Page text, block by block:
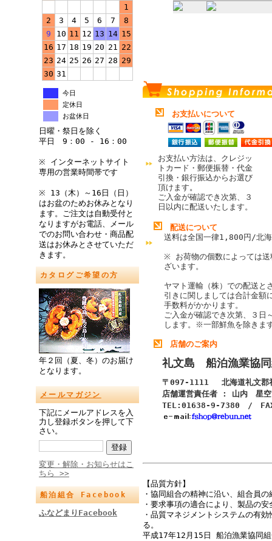
1
2
3 4 5 6 7
8
9
10 11 12 13 14 15
16 17 18 19 20 21 22
23 24 25 26 27 28 29
30 31
今日
定休日
お盆休日
日曜・祭日を除く
平日 9：00 - 16：00
※ インターネットサイト
専用の営業時間帯です
※ 13（木）～16日（日）
はお盆のためお休みとなり
ます。ご注文は自動受付と
なりますがお電話、メール
でのお問い合わせ・商品配
送はお休みとさせていただ
きます。
カタログご希望の方
年２回（夏、冬）のお届け
となります。
メールマガジン
下記にメールアドレスを入
力し登録ボタンを押して下
さい。
変更・解除・お知らせはこ
ちら >>
船泊組合 Facebook
ふなどまりFacebook
お支払いについて
お支払い方法は、クレジッ
トカード・郵便振替・代金
引換・銀行振込からお選び
頂けます。
ご入金が確認でき次第、３
日以内に配送いたします。
配送について
送料は全国一律1,800円/北
※ お荷物の個数によっては送
ざいます。
ヤマト運輸（株）での配送と
引きに関しましては合計金額
手数料がかかります。
ご入金が確認でき次第、３日
します。
※一部鮮魚を除きま
店舗のご案内
礼文島 船泊漁業協
〒097-1111 北海道礼文郡
店舗運営責任者 : 山内 星
TEL:01638-9-7380 /
【品質方針】
・協同組合の精神に沿い、組合員
・要求事項の適合により、製品の
・品質マネジメントシステムの有
る。
平成17年12月15日 船泊漁業協同